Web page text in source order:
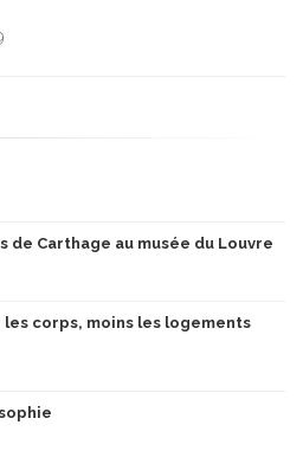
de Carthage au musée du Louvre
les corps, moins les logements